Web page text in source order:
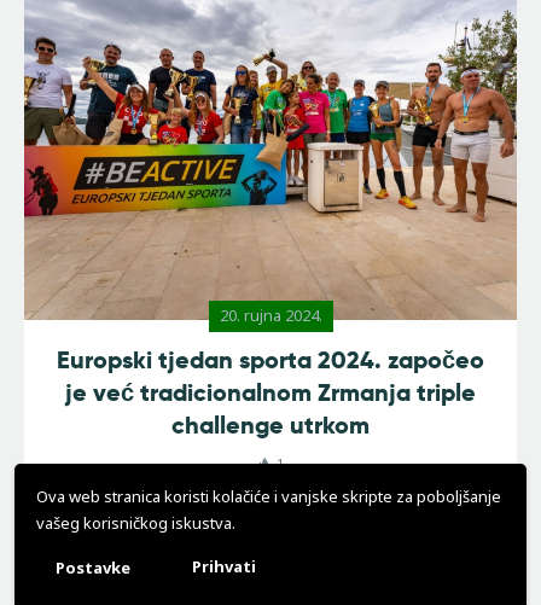
Ova web stranica koristi kolačiće i vanjske skripte za poboljšanje
vašeg korisničkog iskustva.
Postavke Prihvati
20. rujna 2024.
Europski tjedan sporta 2024. započeo
je već tradicionalnom Zrmanja triple
challenge utrkom
1
Pročitajte više